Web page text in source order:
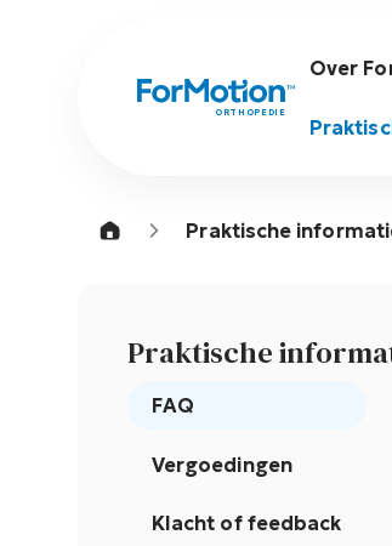
ORTHOPEDIE
Over
Praktische
Praktische
FAQ
Vergoedingen
Klacht of feedback